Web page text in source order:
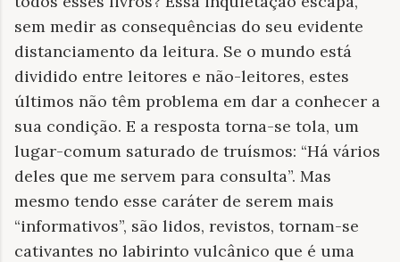
sem medir as consequências do seu evidente
distanciamento da leitura. Se o mundo está
dividido entre leitores e não-leitores, estes
últimos não têm problema em dar a conhecer a
sua condição. E a resposta torna-se tola, um
lugar-comum saturado de truísmos: “Há vários
deles que me servem para consulta”. Mas
mesmo tendo esse caráter de serem mais
“informativos”, são lidos, revistos, tornam-se
cativantes no labirinto vulcânico que é uma